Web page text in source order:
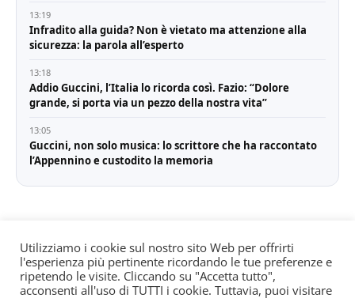
13:19
Infradito alla guida? Non è vietato ma attenzione alla
sicurezza: la parola all’esperto
13:18
Addio Guccini, l’Italia lo ricorda così. Fazio: “Dolore
grande, si porta via un pezzo della nostra vita”
13:05
Guccini, non solo musica: lo scrittore che ha raccontato
l’Appennino e custodito la memoria
© All rights reserved. Quotidiano registrato all'albo dei
giornali e periodici presso il Tribunale di Torino n. 25
Utilizziamo i cookie sul nostro sito Web per offrirti
l'esperienza più pertinente ricordando le tue preferenze e
ripetendo le visite. Cliccando su "Accetta tutto",
acconsenti all'uso di TUTTI i cookie. Tuttavia, puoi visitare